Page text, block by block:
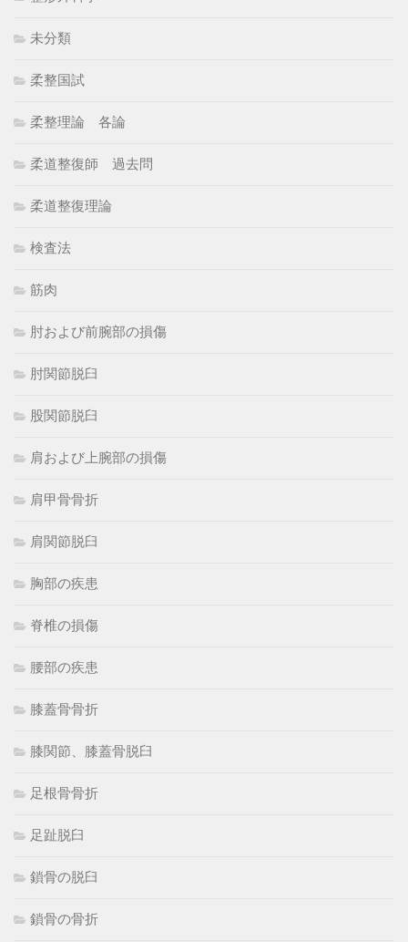
未分類
柔整国試
柔整理論 各論
柔道整復師 過去問
柔道整復理論
検査法
筋肉
肘および前腕部の損傷
肘関節脱臼
股関節脱臼
肩および上腕部の損傷
肩甲骨骨折
肩関節脱臼
胸部の疾患
脊椎の損傷
腰部の疾患
膝蓋骨骨折
膝関節、膝蓋骨脱臼
足根骨骨折
足趾脱臼
鎖骨の脱臼
鎖骨の骨折